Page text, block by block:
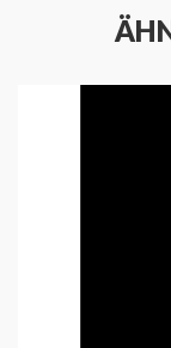
Lebensdauer
Füllvolumen
auch